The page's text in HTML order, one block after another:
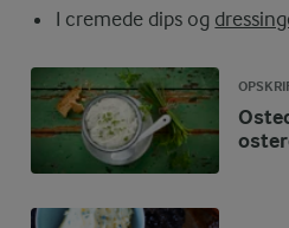
I cremede dips og